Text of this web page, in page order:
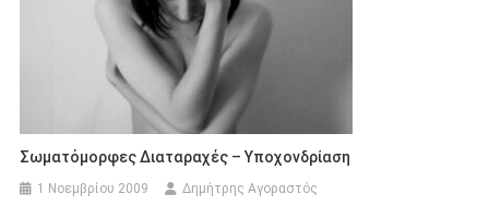
Σωματόμορφες Διαταραχές – Υποχονδρίαση
1 Νοεμβρίου 2009 Δημήτρης Αγοραστός